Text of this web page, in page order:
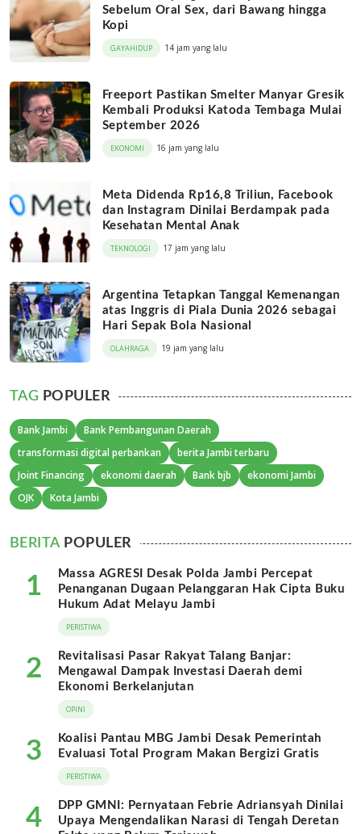
Sebelum Oral Sex, dari Bawang hingga
Kopi
GAYAHIDUP 14 jam yang lalu
Freeport Pastikan Smelter Manyar Gresik
Kembali Produksi Katoda Tembaga Mulai
September 2026
EKONOMI 16 jam yang lalu
Meta Didenda Rp16,8 Triliun, Facebook
dan Instagram Dinilai Berdampak pada
Kesehatan Mental Anak
TEKNOLOGI 17 jam yang lalu
Argentina Tetapkan Tanggal Kemenangan
atas Inggris di Piala Dunia 2026 sebagai
Hari Sepak Bola Nasional
OLAHRAGA 19 jam yang lalu
TAG POPULER
Bank Jambi
Bank Pembangunan Daerah
transformasi digital perbankan
berita Jambi terbaru
Joint Financing
ekonomi daerah Bank bjb
ekonomi Jambi
OJK
Kota Jambi
BERITAPOPULER
1
Massa AGRESI Desak Polda Jambi Percepat
Penanganan Dugaan Pelanggaran Hak Cipta Buku
Hukum Adat Melayu Jambi
PERISTIWA
2
Revitalisasi Pasar Rakyat Talang Banjar:
Mengawal Dampak Investasi Daerah demi
Ekonomi Berkelanjutan
OPINI
3
Koalisi Pantau MBG Jambi Desak Pemerintah
Evaluasi Total Program Makan Bergizi Gratis
PERISTIWA
4
DPP GMNI: Pernyataan Febrie Adriansyah Dinilai
Upaya Mengendalikan Narasi di Tengah Deretan